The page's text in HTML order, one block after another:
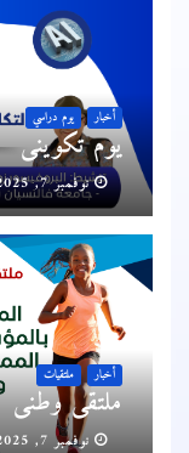
أخبار يوم دراسي
يوم تكويني
نوفمبر 7, 2025
أخبار ملتقيات
ملتقى وطني
نوفمبر 7, 2025